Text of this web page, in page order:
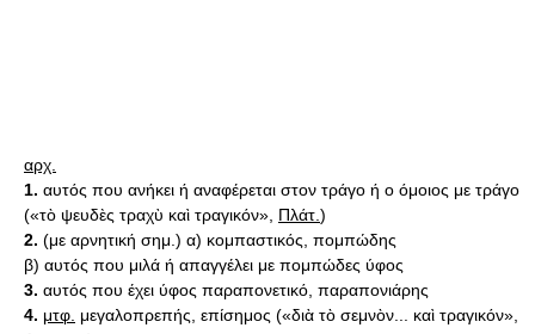
αρχ.
1. αυτός που ανήκει ή αναφέρεται στον τράγο ή ο όμοιος με τράγο
(«τὸ ψευδὲς τραχὺ καὶ τραγικόν», Πλάτ. )
2. (με αρνητική σημ.) α) κομπαστικός, πομπώδης
β) αυτός που μιλά ή απαγγέλει με πομπώδες ύφος
3. αυτός που έχει ύφος παραπονετικό, παραπονιάρης
4. μτφ. μεγαλοπρεπής, επίσημος («διὰ τὸ σεμνὸν... καὶ τραγικόν»,